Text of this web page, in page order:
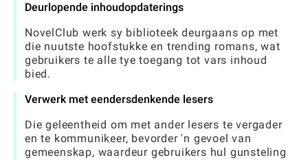
Deurlopende inhoudopdaterings
NovelClub werk sy biblioteek deurgaans op met
die nuutste hoofstukke en trending romans, wat
gebruikers te alle tye toegang tot vars inhoud
bied.
Verwerk met eendersdenkende lesers
Die geleentheid om met ander lesers te vergader
en te kommunikeer, bevorder 'n gevoel van
gemeenskap, waardeur gebruikers hul gunsteling